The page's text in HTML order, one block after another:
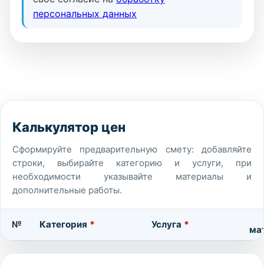
персональных данных
Калькулятор цен
Сформируйте предварительную смету: добавляйте
строки, выбирайте категорию и услуги, при
необходимости указывайте материалы и
дополнительные работы.
№ Категория * Услуга *